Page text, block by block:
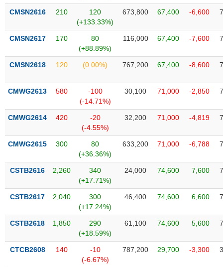
CMSN2616 210
120
(+133.33%)
673,800 67,400 -6,600
CMSN2617 170
80
(+88.89%)
116,000 67,400 -7,600
CMSN2618 120 (0.00%) 767,200 67,400 -8,600
CMWG2613 580
-100
(-14.71%)
30,100 71,000 -2,850
CMWG2614 420
-20
(-4.55%)
32,200 71,000 -4,819
CMWG2615 300
80
(+36.36%)
633,200 71,000 -6,788
CSTB2616 2,260
340
(+17.71%)
24,000 74,600 7,600
CSTB2617 2,040
300
(+17.24%)
46,400 74,600 6,600
CSTB2618 1,850
290
(+18.59%)
61,100 74,600 5,600
CTCB2608 140
-10
(-6.67%)
787,200 29,700 -3,300
TIỆN
ÍCH
BẤT
Mã
chứng
(-)
Cổ phiếu Chỉ số
đạo
(-)
Tất cả Người nội bộ Người liên quan Cổ đông lớn
Tin
tức